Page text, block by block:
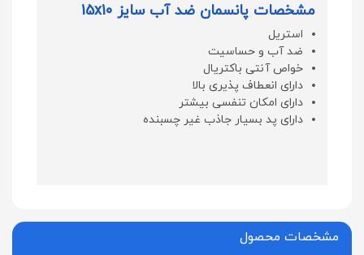
مشخصات پانسمان ضد آب سایز 15x10
استریل
ضد آب و حساسیت
خواص آنتی باکتریال
دارای انعطاف پذیری بالا
دارای امکان تنفسی بیشتر
دارای پد بسیار جاذب غیر چسبنده
مشخصات محصول